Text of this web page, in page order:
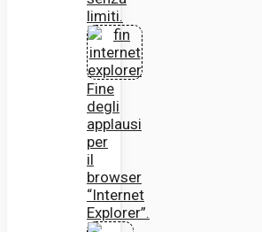
limiti.
Fine
degli
applausi
per
il
browser
“Internet
Explorer”.